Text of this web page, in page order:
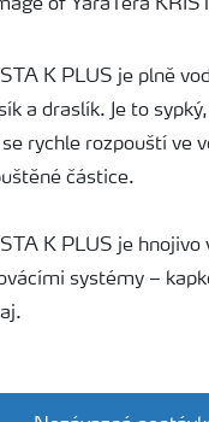
K PLUS je plně
a draslík. Je to
rychle rozpouští ve
částice.
K PLUS je hnojivo
systémy –